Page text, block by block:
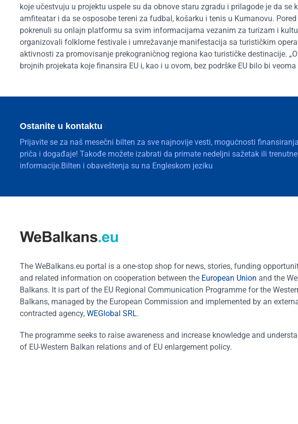
koje učestvuju u projektu uspele su da obnove staru zgradu i prilagode je da se
amfiteatar i da se osposobe tereni za fudbal, košarku i tenis u Kumanovu.
pokrenuli su onlajn platformu sa svim informacijama vezanim za turizam i
organizovali folklorne festivale i umrežavanje manifestacija sa turističkim
aktivnosti za promovisanje prekograničnog regiona kao turističke destinacije.
brojnih projekata koje finansira EU i, kao i u ovom, bez podrške EU bilo bi
Ostanite u kontaktu
Prijavite se za naš mesečni bilten za sve najnovije vesti, mogućnosti finansiranja
priča i događaje! Takođe možete izabrati da primate nedeljni sažetak ili trenutne
informacije.Bilten i obaveštenja su na Engleskom jeziku
The WeBalkans.eu portal is a one-stop shop for news, stories, funding
and related information on cooperation between the European Union and the
Balkans. It is part of the EU Regional Communication Programme for the
Balkans, managed by the European Commission and implemented by an
contracted agency, WEGlobal SRL.
The programme seeks to raise awareness and increase knowledge and
of EU-Western Balkan relations and of EU enlargement policy.